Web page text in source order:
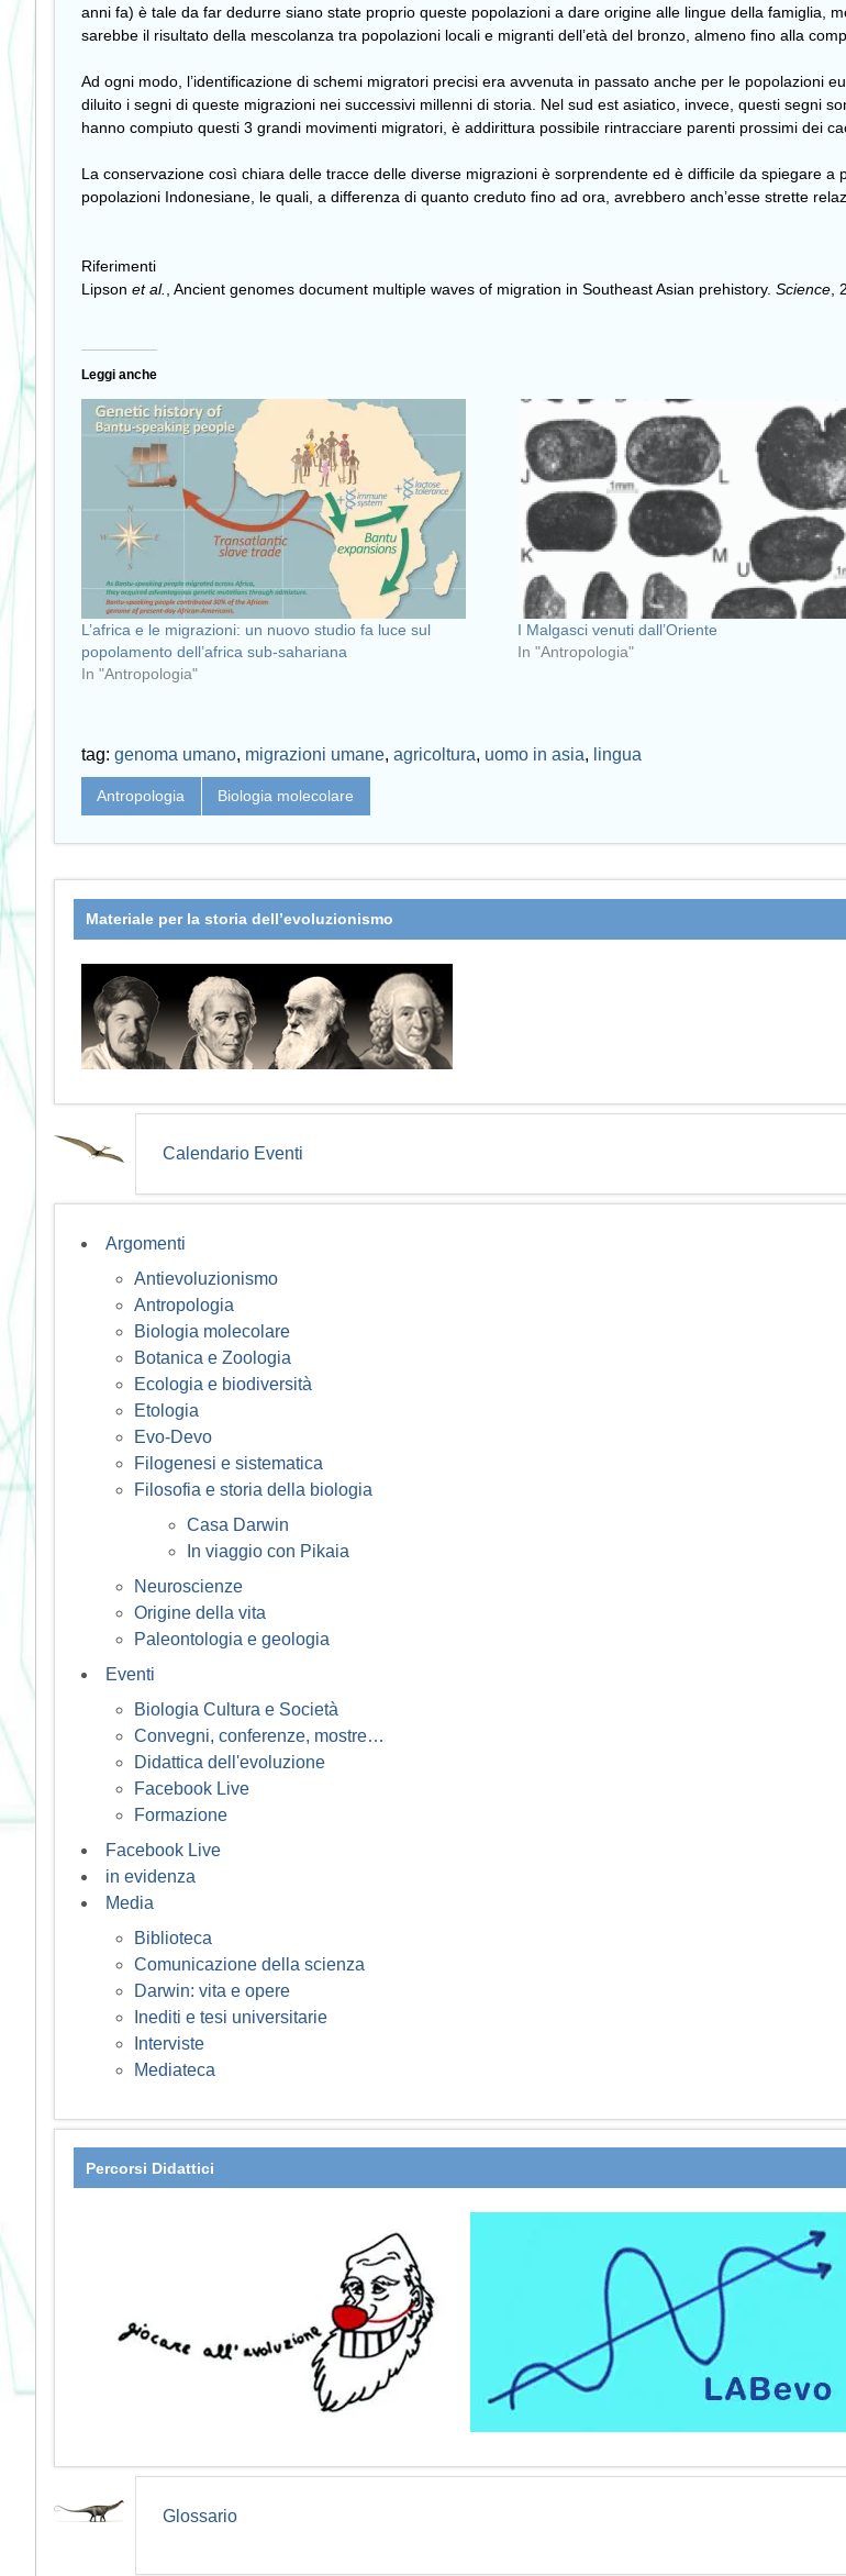
anni fa) è tale da far dedurre siano state proprio queste popolazioni a dare origine alle lingue della famiglia,
sarebbe il risultato della mescolanza tra popolazioni locali e migranti dell’età del bronzo, almeno fino alla
Ad ogni modo, l’identificazione di schemi migratori precisi era avvenuta in passato anche per le popolazioni
diluito i segni di queste migrazioni nei successivi millenni di storia. Nel sud est asiatico, invece, questi segni
hanno compiuto questi 3 grandi movimenti migratori, è addirittura possibile rintracciare parenti prossimi dei
La conservazione così chiara delle tracce delle diverse migrazioni è sorprendente ed è difficile da spiegare
popolazioni Indonesiane, le quali, a differenza di quanto creduto fino ad ora, avrebbero anch’esse strette
Riferimenti
Lipson et al. Ancient genomes document multiple waves of migration in Southeast Asian prehistory. Science ,
Leggi anche
L’africa e le migrazioni: un nuovo studio fa luce sul
popolamento dell’africa sub-sahariana
In "Antropologia"
I Malgasci venuti dall’Oriente
In "Antropologia"
tag: genoma umano, migrazioni umane, agricoltura, uomo in asia, lingua
Antropologia Biologia molecolare
Materiale per la storia dell’evoluzionismo
Calendario Eventi
Argomenti
Antievoluzionismo
Antropologia
Biologia molecolare
Botanica e Zoologia
Ecologia e biodiversità
Etologia
Evo-Devo
Filogenesi e sistematica
Filosofia e storia della biologia
Casa Darwin
In viaggio con Pikaia
Neuroscienze
Origine della vita
Paleontologia e geologia
Eventi
Biologia Cultura e Società
Convegni, conferenze, mostre…
Didattica dell'evoluzione
Facebook Live
Formazione
Facebook Live
in evidenza
Media
Biblioteca
Comunicazione della scienza
Darwin: vita e opere
Inediti e tesi universitarie
Interviste
Mediateca
Percorsi Didattici
Glossario